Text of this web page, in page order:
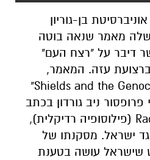
בן-גוריון
מאמר שנאה בוטה
דיבר על "רצח העם"
עזה. המאמר,
Shields and the
"
בשנת 2024 בידי פרופסור ניב גורדון בכתב
(פילוסופיה רדיקלית),
ישראל. מסקנתו של
שישראל עושה בטענת